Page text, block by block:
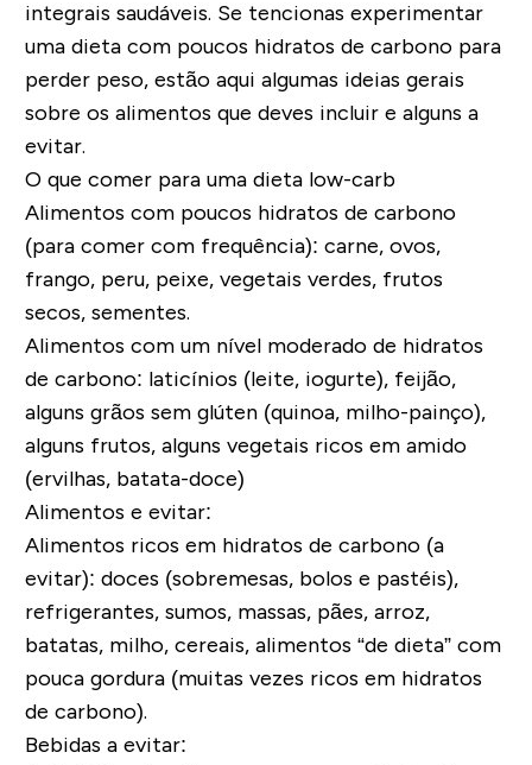
integrais saudáveis. Se tencionas experimentar
uma dieta com poucos hidratos de carbono para
perder peso, estão aqui algumas ideias gerais
sobre os alimentos que deves incluir e alguns a
evitar.
O que comer para uma dieta low-carb
Alimentos com poucos hidratos de carbono
(para comer com frequência): carne, ovos,
frango, peru, peixe, vegetais verdes, frutos
secos, sementes.
Alimentos com um nível moderado de hidratos
de carbono: laticínios (leite, iogurte), feijão,
alguns grãos sem glúten (quinoa, milho-painço),
alguns frutos, alguns vegetais ricos em amido
(ervilhas, batata-doce)
Alimentos e evitar:
Alimentos ricos em hidratos de carbono (a
evitar): doces (sobremesas, bolos e pastéis),
refrigerantes, sumos, massas, pães, arroz,
batatas, milho, cereais, alimentos “de dieta” com
pouca gordura (muitas vezes ricos em hidratos
de carbono).
Bebidas a evitar: